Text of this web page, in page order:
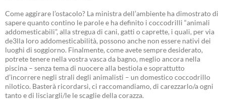
Come aggirare l’ostacolo? La ministra dell’ambiente ha dimostrato di
sapere quanto contino le parole e ha definito i coccodrilli “animali
addomesticabili”, alla stregua di cani, gatti o caprette, i quali, per via
de3lla loro addomesticabilità, possono anche non essere nativi dei
luoghi di soggiorno. Finalmente, come avete sempre desiderato,
potrete tenere nella vostra vasca da bagno, meglio ancora nella
piscina – senza tema di nuocere alla bestiola e soprattutto
d’incorrere negli strali degli animalisti – un domestico coccodrillo
nilotico. Basterà ricordarsi, ci raccomandiamo, di carezzarlo/a ogni
tanto e di lisciargli/le le scaglie della corazza.